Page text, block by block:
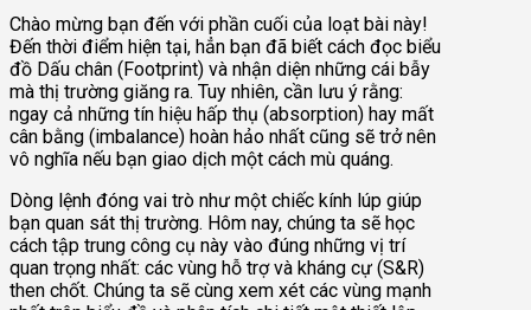
Chào mừng bạn đến với phần cuối của loạt bài này!
Đến thời điểm hiện tại, hẳn bạn đã biết cách đọc biểu
đồ Dấu chân (Footprint) và nhận diện những cái bẫy
mà thị trường giăng ra. Tuy nhiên, cần lưu ý rằng:
ngay cả những tín hiệu hấp thụ (absorption) hay mất
cân bằng (imbalance) hoàn hảo nhất cũng sẽ trở nên
vô nghĩa nếu bạn giao dịch một cách mù quáng.
Dòng lệnh đóng vai trò như một chiếc kính lúp giúp
bạn quan sát thị trường. Hôm nay, chúng ta sẽ học
cách tập trung công cụ này vào đúng những vị trí
quan trọng nhất: các vùng hỗ trợ và kháng cự (S&R)
then chốt. Chúng ta sẽ cùng xem xét các vùng mạnh